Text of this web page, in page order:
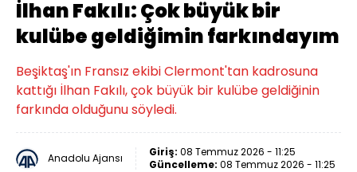
İlhan Fakılı: Çok büyük bir
kulübe geldiğimin farkındayım
Beşiktaş'ın Fransız ekibi Clermont'tan kadrosuna
kattığı İlhan Fakılı, çok büyük bir kulübe geldiğinin
farkında olduğunu söyledi.
Anadolu Ajansı Giriş: 08 Temmuz 2026 - 11:25
Güncelleme: 08 Temmuz 2026 - 11:25